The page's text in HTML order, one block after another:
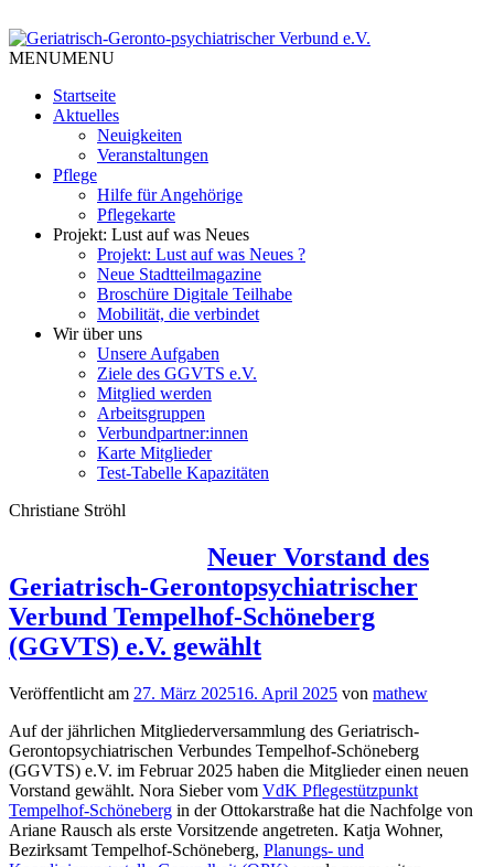
to
content
Geriatrisch-Geronto-
psychiatrischer Verbund e.V.
Tempelhof Schöneberg
MENUMENU
Startseite
Aktuelles
Neuigkeiten
Veranstaltungen
Pflege
Hilfe für Angehörige
Pflegekarte
Projekt: Lust auf was Neues
Projekt: Lust auf was Neues ?
Neue Stadtteilmagazine
Broschüre Digitale Teilhabe
Mobilität, die verbindet
Wir über uns
Unsere Aufgaben
Ziele des GGVTS e.V.
Mitglied werden
Arbeitsgruppen
Verbundpartner:innen
Karte Mitglieder
Test-Tabelle Kapazitäten
Christiane Ströhl
Neuer Vorstand des
Geriatrisch-Gerontopsychiatrischer
Verbund Tempelhof-Schöneberg
(GGVTS) e.V. gewählt
Veröffentlicht am 27. März 202516. April 2025 von mathew
Auf der jährlichen Mitgliederversammlung des Geriatrisch-
Gerontopsychiatrischen Verbundes Tempelhof-Schöneberg
(GGVTS) e.V. im Februar 2025 haben die Mitglieder einen neuen
Vorstand gewählt. Nora Sieber vom VdK Pflegestützpunkt
Tempelhof-Schöneberg in der Ottokarstraße hat die Nachfolge von
Ariane Rausch als erste Vorsitzende angetreten. Katja Wohner,
Bezirksamt Tempelhof-Schöneberg, Planungs- und